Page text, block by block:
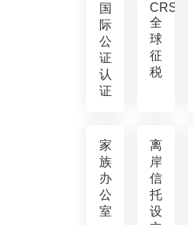
国
际
公
证
认
证
CRS
全
球
征
税
家
族
办
公
室
离
岸
信
托
设